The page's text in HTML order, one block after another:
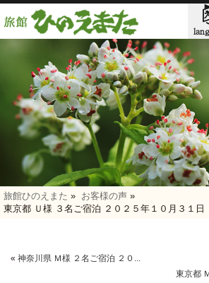
旅館ひのえまた » お客様の声 »
東京都 Ｕ様 ３名ご宿泊 ２０２５年１０月３１日
« 神奈川県 Ｍ様 ２名ご宿泊 ２０...
東京都